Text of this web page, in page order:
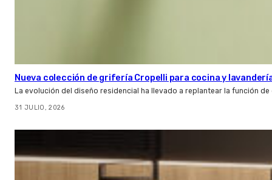
Nueva colección de grifería Cropelli para cocina y
La evolución del diseño residencial ha llevado a replantear la función
31 JULIO, 2026